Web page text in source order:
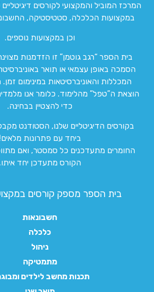
במקצועות הכלכלה, סטטיסטיקה,
וכן במקצועות נוספים.
בית הספר “רגב גוטמן” זו הזדמנות
הסמכה באופן עצמאי או תואר
המכללות והאוניברסיטאות במינימום
הוצאת ה”טפל” מהלימוד. כלומר אנו
כדי להצטיין בבחינה.
בקורסים הדיגיטליים שלנו, הסטודנט
ביחד עם פתרונות מלאים!
החומרים מתעדכנים כל סמסטר, ואם
הקורס מתעדכן יחד איתו.
בית הספר מספק קורסים
חשבונאות
כלכלה
ניהול
מתמטיקה
תכנות מחשב לילדים